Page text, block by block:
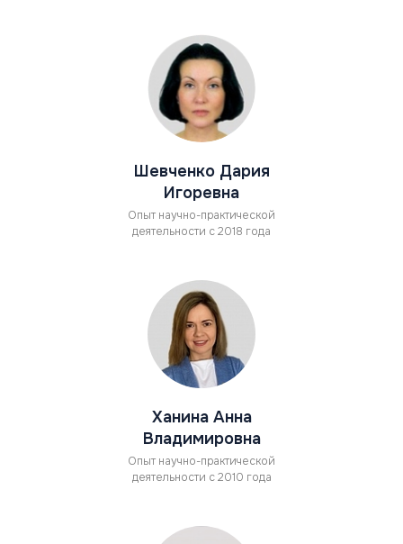
Шевченко Дария
Игоревна
Опыт научно-практической
деятельности с 2018 года
Ханина Анна
Владимировна
Опыт научно-практической
деятельности с 2010 года